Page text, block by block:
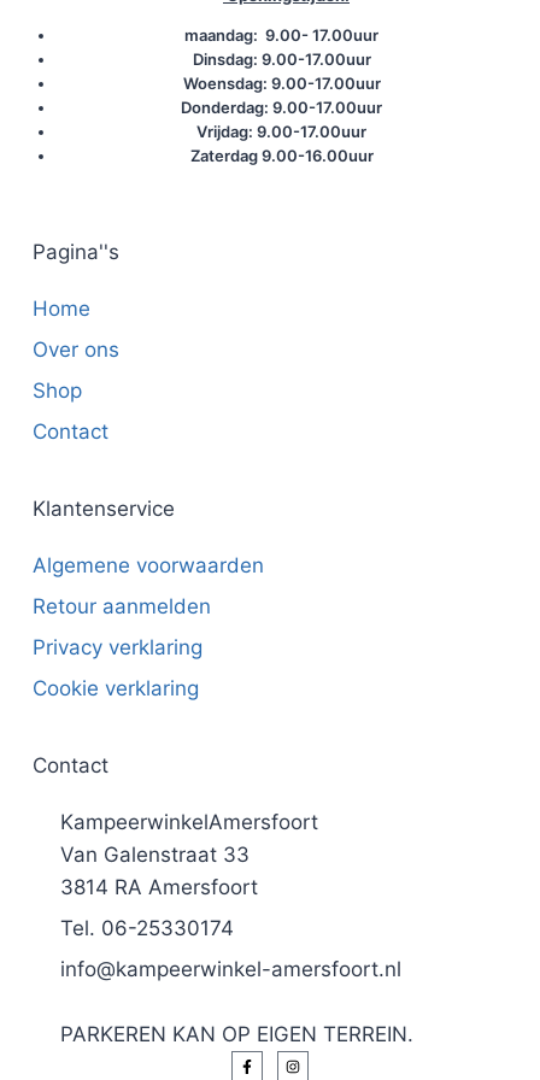
maandag: 9.00- 17.00uur
Dinsdag: 9.00-17.00uur
Woensdag: 9.00-17.00uur
Donderdag: 9.00-17.00uur
Vrijdag: 9.00-17.00uur
Zaterdag 9.00-16.00uur
Pagina''s
Home
Over ons
Shop
Contact
Klantenservice
Algemene voorwaarden
Retour aanmelden
Privacy verklaring
Cookie verklaring
Contact
KampeerwinkelAmersfoort
Van Galenstraat 33
3814 RA Amersfoort
Tel. 06-25330174
info@kampeerwinkel-amersfoort.nl
PARKEREN KAN OP EIGEN TERREIN.